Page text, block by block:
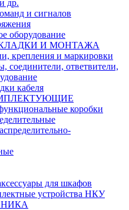
др.
и сигналов
оборудование
И МОНТАЖА
крепления и маркировки
соединители, ответвители,
кабеля
коробки
для шкафов
устройства НКУ